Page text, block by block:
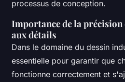
processus de conception.
Importance de la précision
aux détails
Dans le domaine du dessin
essentielle pour garantir que
fonctionne correctement et